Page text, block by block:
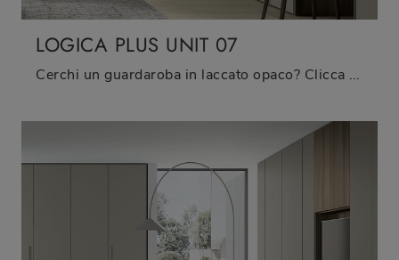
LOGICA PLUS UNIT 07
Cerchi un guardaroba in laccato opaco? Clicca e scopri armadi componibili con ante battenti di Tomasella.